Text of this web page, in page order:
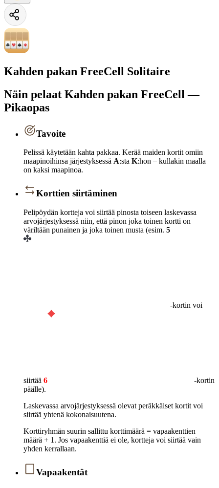
Kahden pakan FreeCell Solitaire
Näin pelaat Kahden pakan FreeCell —
Pikaopas
Tavoite
Pelissä käytetään kahta pakkaa. Kerää maiden kortit omiin
maapinoihinsa järjestyksessä A:sta K:hon – kullakin maalla
on kaksi maapinoa.
Korttien siirtäminen
Pelipöydän kortteja voi siirtää pinosta toiseen laskevassa
arvojärjestyksessä niin, että pinon joka toinen kortti on
väriltään punainen ja joka toinen musta (esim. 5
-kortin voi
siirtää 6
-kortin
päälle).
Laskevassa arvojärjestyksessä olevat peräkkäiset kortit voi
siirtää yhtenä kokonaisuutena.
Korttiryhmän suurin sallittu korttimäärä = vapaakenttien
määrä + 1. Jos vapaakenttiä ei ole, kortteja voi siirtää vain
yhden kerrallaan.
Vapaakentät